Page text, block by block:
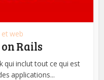
web
Rails
qui inclut tout ce qui est
applications...